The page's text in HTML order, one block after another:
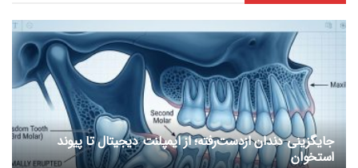
جایگزینی دندان ازدست‌رفته؛ از ایمپلنت دیجیتال تا پیوند
استخوان